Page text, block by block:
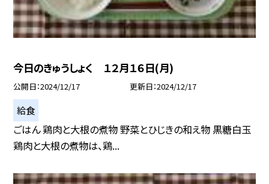
今日のきゅうしょく １２月１６日(月)
公開日 2024/12/17 更新日 2024/12/17
給食
ごはん 鶏肉と大根の煮物 野菜とひじきの和え物 黒糖白玉
鶏肉と大根の煮物は、鶏...